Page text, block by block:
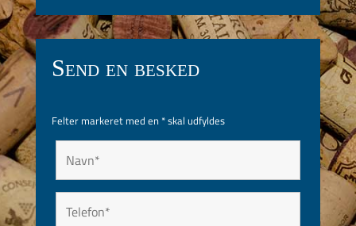
Send en besked
Felter markeret med en *skal udfyldes